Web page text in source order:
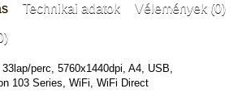
Technikai adatok Vélemények (0)
perc, 5760x1440dpi, A4, USB,
103 Series, WiFi, WiFi Direct